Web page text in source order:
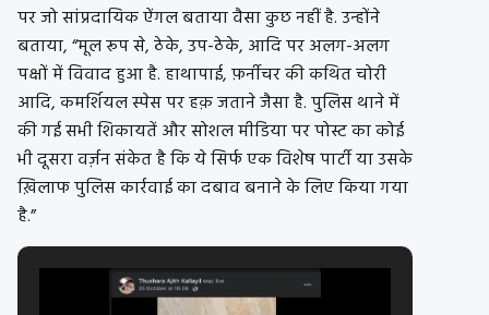
पर जो सांप्रदायिक ऐंगल बताया वैसा कुछ नहीं है. उन्होंने
बताया, “मूल ​​रूप से, ठेके, उप-ठेके, आदि पर अलग-अलग
पक्षों में विवाद हुआ है. हाथापाई, फ़र्नीचर की कथित चोरी
आदि, कमर्शियल स्पेस पर हक़ जताने जैसा है. पुलिस थाने में
की गई सभी शिकायतें और सोशल मीडिया पर पोस्ट का कोई
भी दूसरा वर्ज़न संकेत है कि ये सिर्फ एक विशेष पार्टी या उसके
ख़िलाफ पुलिस कार्रवाई का दबाव बनाने के लिए किया गया
है.”